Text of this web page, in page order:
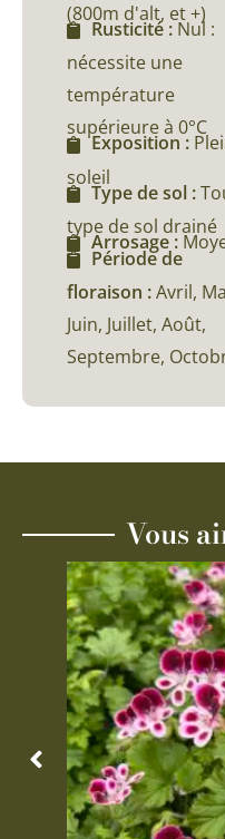
(800m d'alt, et +)
Rusticité : Nul :
nécessite une
température
supérieure à 0°C
Exposition :
soleil
Type de sol :
type de sol drainé
Arrosage :
Période de
floraison :Avril,
Juin, Juillet, Août,
Septembre,
Vous